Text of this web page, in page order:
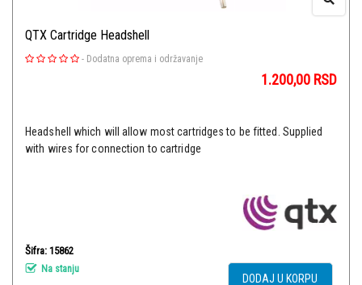
QTX Cartridge Headshell
- Dodatna oprema i održavanje
1.200,00 RSD
Headshell which will allow most cartridges to be fitted. Supplied
with wires for connection to cartridge
Šifra: 15862
Na stanju
DODAJ U KORPU